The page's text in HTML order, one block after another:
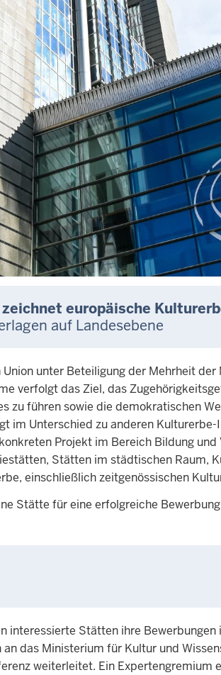
europäische
auf Landesebene
unter Beteiligung der Mehrheit
verfolgt das Ziel, das
zu führen sowie die demokratischen
im Unterschied zu anderen
Projekt im Bereich Bildung
Stätten im städtischen Raum,
einschließlich zeitgenössischen
Stätte für eine erfolgreiche
Stätten ihre
das Ministerium für Kultur und
weiterleitet. Ein